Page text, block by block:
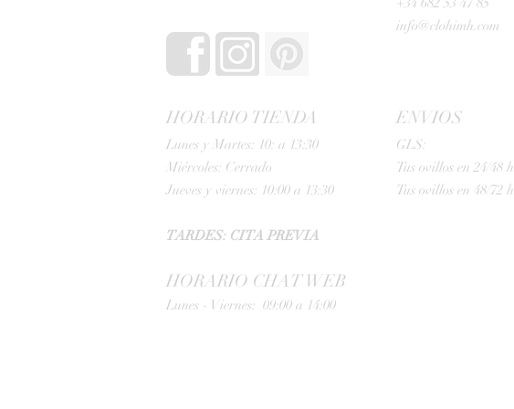
info@clohimh.com
HORARIO TIENDA
Lunes y Martes: 10: a 13:30
Miércoles: Cerrado
Jueves y viernes: 10:00 a 13:30
TARDES: CITA PREVIA
HORARIO CHAT WEB
Lunes - Viernes: 09:00 a 14:00
ENVIOS
GLS:
Tus ovillos en 24/48 h
Tus ovillos en 48/72 h